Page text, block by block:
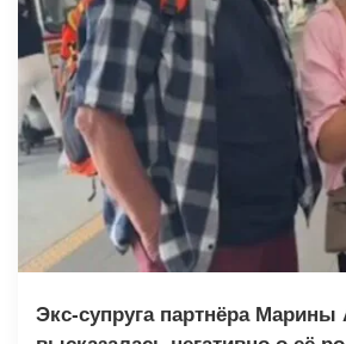
Экс-супруга партнёра